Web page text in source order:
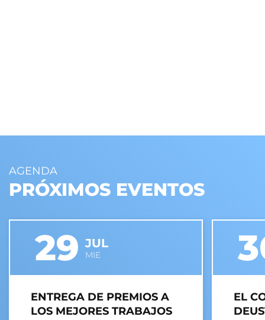
AGENDA
PRÓXIMOS EVENTOS
29 JUL
MIE
ENTREGA DE PREMIOS A
LOS MEJORES TRABAJOS
EL